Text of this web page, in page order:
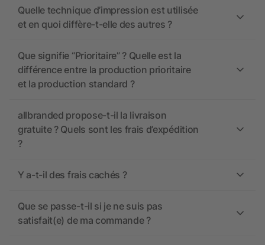
Quelle technique d’impression est utilisée
et en quoi diffère-t-elle des autres ?
Que signifie “Prioritaire” ? Quelle est la
différence entre la production prioritaire
et la production standard ?
allbranded propose-t-il la livraison
gratuite ? Quels sont les frais d’expédition
?
Y a-t-il des frais cachés ?
Que se passe-t-il si je ne suis pas
satisfait(e) de ma commande ?